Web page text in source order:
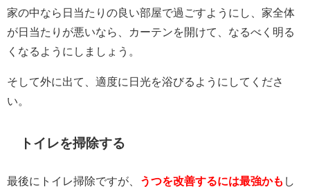
家の中なら日当たりの良い部屋で過ごすようにし、家全体
が日当たりが悪いなら、カーテンを開けて、なるべく明る
くなるようにしましょう。
そして外に出て、適度に日光を浴びるようにしてくださ
い。
トイレを掃除する
最後にトイレ掃除ですが、 うつを改善するには最強かも し